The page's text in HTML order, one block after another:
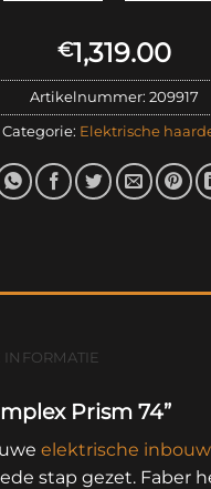
€1,319.00
Artikelnummer: 209917
Categorie: Elektrische
Prism 74”
elektrische
stap gezet. Faber